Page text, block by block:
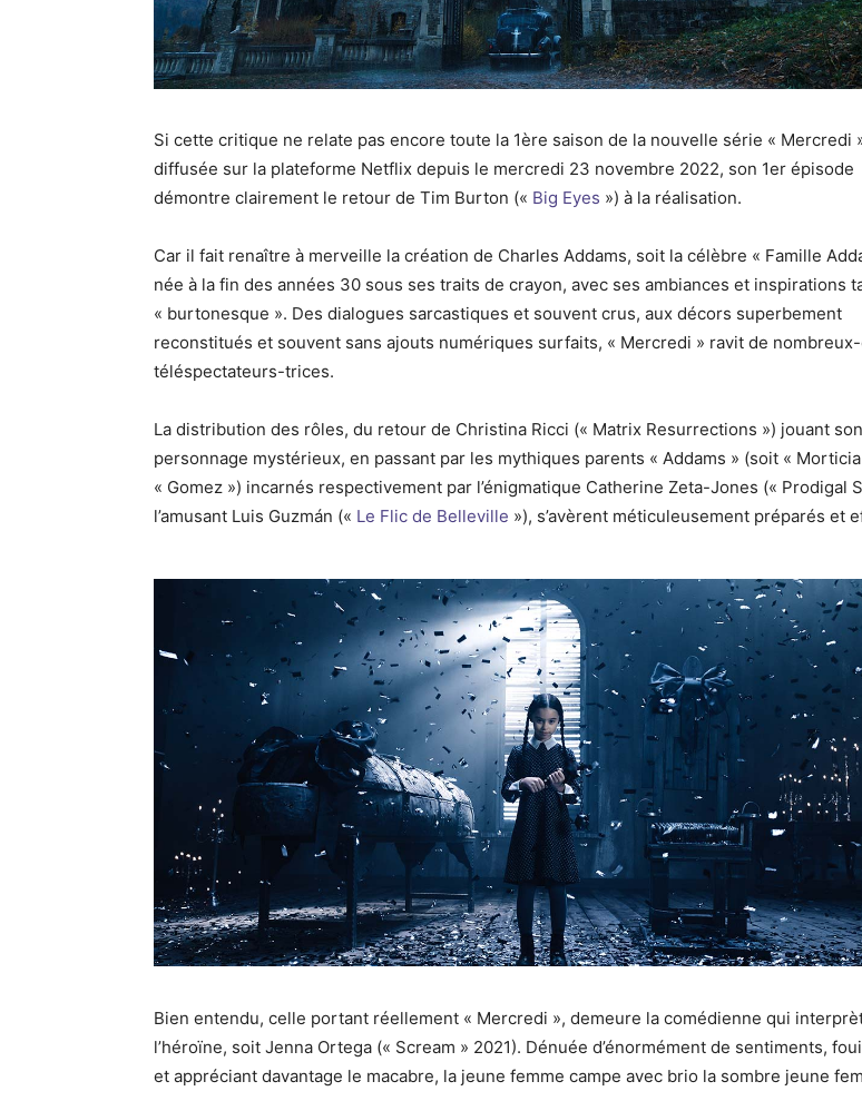
Si cette critique ne relate pas encore toute la 1ère saison de la nouvelle série « Mercredi
diffusée sur la plateforme Netflix depuis le mercredi 23 novembre 2022, son 1er épisode
démontre clairement le retour de Tim Burton (« Big Eyes ») à la réalisation.
Car il fait renaître à merveille la création de Charles Addams, soit la célèbre « Famille
née à la fin des années 30 sous ses traits de crayon, avec ses ambiances et inspirations
« burtonesque ». Des dialogues sarcastiques et souvent crus, aux décors superbement
reconstitués et souvent sans ajouts numériques surfaits, « Mercredi » ravit de
téléspectateurs-trices.
La distribution des rôles, du retour de Christina Ricci (« Matrix Resurrections ») jouant son
personnage mystérieux, en passant par les mythiques parents « Addams » (soit «
« Gomez ») incarnés respectivement par l’énigmatique Catherine Zeta-Jones (« Prodigal
l’amusant Luis Guzmán (« Le Flic de Belleville »), s’avèrent méticuleusement préparés et
Bien entendu, celle portant réellement « Mercredi », demeure la comédienne qui
l’héroïne, soit Jenna Ortega (« Scream » 2021). Dénuée d’énormément de sentiments,
et appréciant davantage le macabre, la jeune femme campe avec brio la sombre jeune